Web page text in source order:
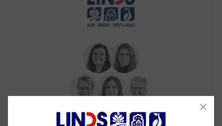
Brug for hjælp?